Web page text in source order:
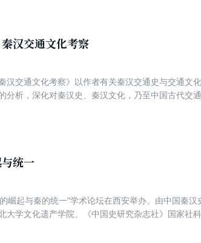
汉交通文化考察
汉交通文化考察》以作者有关秦汉交通史与交通
分析，深化对秦汉史、秦汉文化，乃至中国古代交通
统一
崛起与秦的统一”学术论坛在西安举办。由中国秦
大学文化遗产学院、《中国史研究杂志社》国家社